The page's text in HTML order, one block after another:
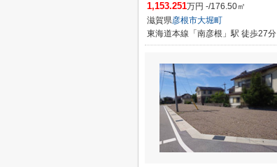
1,153.251万円 -/176.50㎡
滋賀県彦根市大堀町
東海道本線「南彦根」駅 徒歩27分